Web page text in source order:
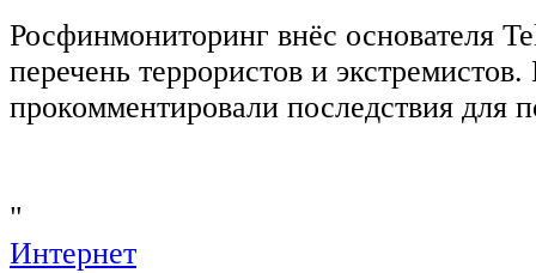
Росфинмониторинг внёс основателя
перечень террористов и
прокомментировали последствия для
"
Интернет